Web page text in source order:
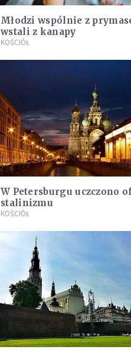
Młodzi wspólnie z
wstali z kanapy
KOŚCIÓŁ
W Petersburgu uczczono
stalinizmu
KOŚCIÓŁ